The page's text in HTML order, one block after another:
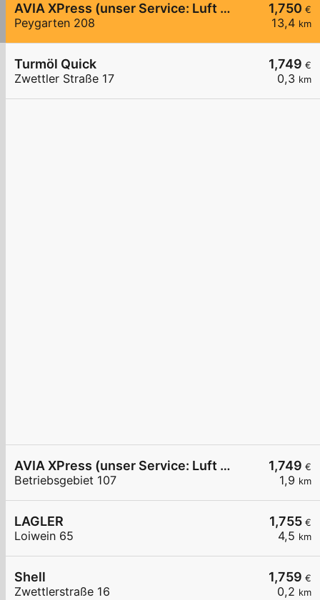
1,750 €
13,4 km
AVIA XPress (unser Service: Luft und Wasser)
Peygarten 208
1,749 €
0,3 km
Turmöl Quick
Zwettler Straße 17
1,749 €
1,9 km
AVIA XPress (unser Service: Luft und Wasser)
Betriebsgebiet 107
1,755 €
4,5 km
LAGLER
Loiwein 65
1,759 €
0,2 km
Shell
Zwettlerstraße 16